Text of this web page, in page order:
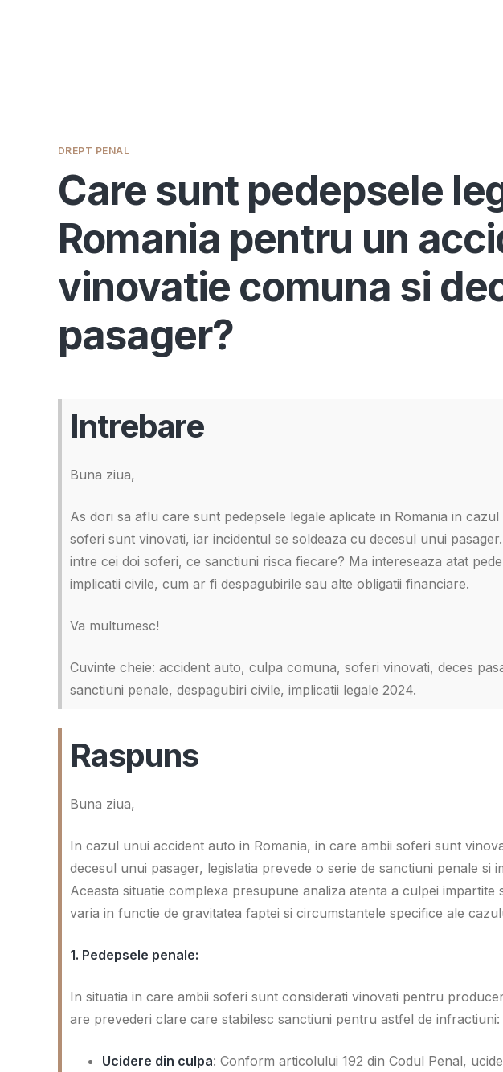
DREPT PENAL
Care sunt pedepsele
Romania pentru un
vinovatie comuna si
pasager?
Intrebare
Buna ziua,
As dori sa aflu care sunt pedepsele legale aplicate in Romania in
soferi sunt vinovati, iar incidentul se soldeaza cu decesul unui
intre cei doi soferi, ce sanctiuni risca fiecare? Ma intereseaza atat
implicatii civile, cum ar fi despagubirile sau alte obligatii financiare.
Va multumesc!
Cuvinte cheie: accident auto, culpa comuna, soferi vinovati, deces
sanctiuni penale, despagubiri civile, implicatii legale 2024.
Raspuns
Buna ziua,
In cazul unui accident auto in Romania, in care ambii soferi sunt
decesul unui pasager, legislatia prevede o serie de sanctiuni penale si
Aceasta situatie complexa presupune analiza atenta a culpei
varia in functie de gravitatea faptei si circumstantele specifice ale
1. Pedepsele penale:
In situatia in care ambii soferi sunt considerati vinovati pentru
are prevederi clare care stabilesc sanctiuni pentru astfel de infractiuni:
Ucidere din culpa: Conform articolului 192 din Codul Penal,